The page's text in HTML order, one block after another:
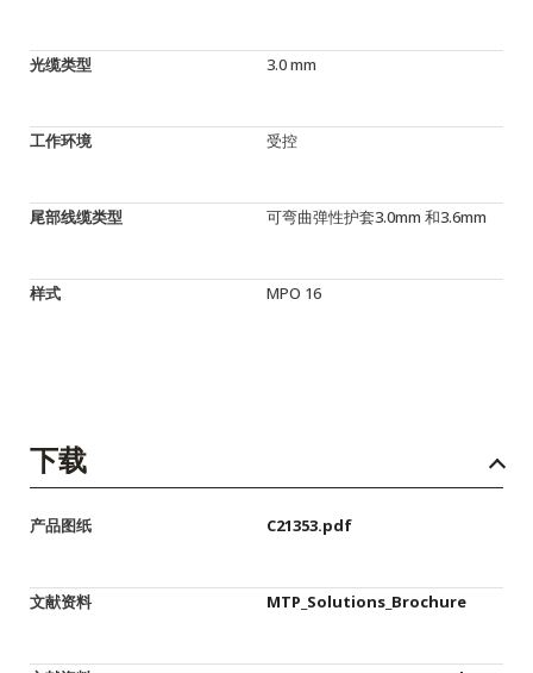
光缆类型 3.0 mm
工作环境 受控
尾部线缆类型 可弯曲弹性护套3.0mm 和3.6mm
样式 MPO 16
下载
产品图纸 C21353.pdf
文献资料 MTP_Solutions_Brochure